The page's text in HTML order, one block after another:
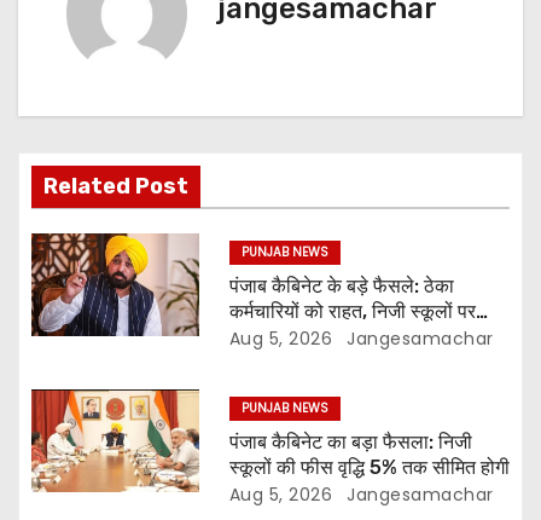
jangesamachar
Related Post
PUNJAB NEWS
पंजाब कैबिनेट के बड़े फैसले: ठेका
कर्मचारियों को राहत, निजी स्कूलों पर
नियंत्रण और 3 नई यूनिवर्सिटियों को
Aug 5, 2026 Jangesamachar
PUNJAB NEWS
पंजाब कैबिनेट का बड़ा फैसला: निजी
स्कूलों की फीस वृद्धि 5% तक सीमित होगी
Aug 5, 2026 Jangesamachar